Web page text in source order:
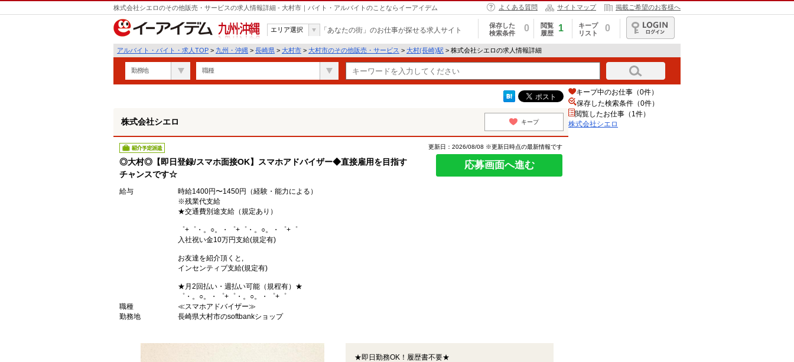
株式会社シエロのその他販売・サービスの求人情報詳細 - 大村市｜バイト・アルバイトのことならイーアイデム よくある質問 サイトマップ 掲載ご希望のお客様へ
九州・沖縄
エリア選択 「あなたの街」のお仕事が探せる求人サイト
保存した
検索条件
0
閲覧
履歴
1
キープ
リスト
0
ログイン
アルバイト・バイト・求人TOP > 九州・沖縄 > 長崎県 > 大村市 > 大村市のその他販売・サービス > 大村(長崎)駅 > 株式会社シエロの求人情報詳細
勤務地 職種
遣
株式会社シエロ キープ
紹介予定派遣
◎大村◎【即日登録/スマホ面接OK】スマホアドバイザー◆直接雇用を目指す
チャンスです☆
更新日：2026/08/08 ※更新日時点の最新情報です
応募画面へ進む
給与
時給1400円〜1450円（経験・能力による）
※残業代支給
★交通費別途支給（規定あり）
゜+゜・。○。・゜+゜・。○。・゜+゜
入社祝い金10万円支給(規定有)
お友達を紹介頂くと,
インセンティブ支給(規定有)
★月2回払い・週払い可能（規程有）★
゜・。○。・゜+゜・。○。・゜+゜
職種
≪スマホアドバイザー≫
勤務地
長崎県大村市のsoftbankショップ
★即日勤務OK！履歴書不要★
キープ中のお仕事（0件）
保存した検索条件（0件）
閲覧したお仕事（1件）
株式会社シエロ